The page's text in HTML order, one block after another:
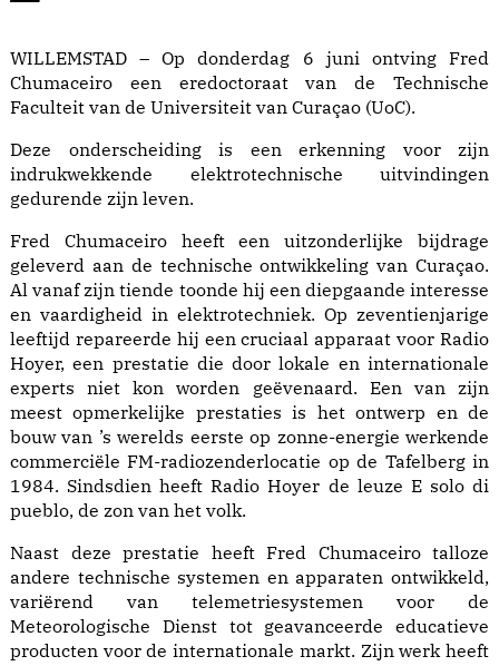
WILLEMSTAD – Op donderdag 6 juni ontving Fred
Chumaceiro een eredoctoraat van de Technische
Faculteit van de Universiteit van Curaçao (UoC).
Deze onderscheiding is een erkenning voor zijn
indrukwekkende elektrotechnische uitvindingen
gedurende zijn leven.
Fred Chumaceiro heeft een uitzonderlijke bijdrage
geleverd aan de technische ontwikkeling van Curaçao.
Al vanaf zijn tiende toonde hij een diepgaande interesse
en vaardigheid in elektrotechniek. Op zeventienjarige
leeftijd repareerde hij een cruciaal apparaat voor Radio
Hoyer, een prestatie die door lokale en internationale
experts niet kon worden geëvenaard. Een van zijn
meest opmerkelijke prestaties is het ontwerp en de
bouw van ’s werelds eerste op zonne-energie werkende
commerciële FM-radiozenderlocatie op de Tafelberg in
1984. Sindsdien heeft Radio Hoyer de leuze E solo di
pueblo, de zon van het volk.
Naast deze prestatie heeft Fred Chumaceiro talloze
andere technische systemen en apparaten ontwikkeld,
variërend van telemetriesystemen voor de
Meteorologische Dienst tot geavanceerde educatieve
producten voor de internationale markt. Zijn werk heeft